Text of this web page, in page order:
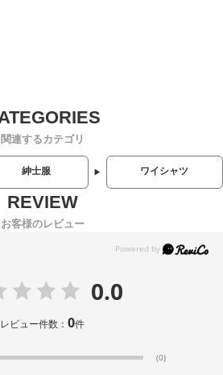
関連するカテゴリ
紳士服 ワイシャツ
お客様のレビュー
0.0
レビュー件数：0件
(0)